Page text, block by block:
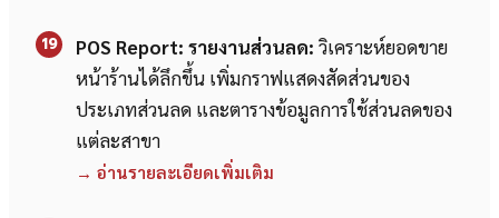
19 POS Report: รายงานส่วนลด: วิเคราะห์ยอดขาย
หน้าร้านได้ลึกขึ้น เพิ่มกราฟแสดงสัดส่วนของ
ประเภทส่วนลด และตารางข้อมูลการใช้ส่วนลดของ
แต่ละสาขา
→ อ่านรายละเอียดเพิ่มเติม